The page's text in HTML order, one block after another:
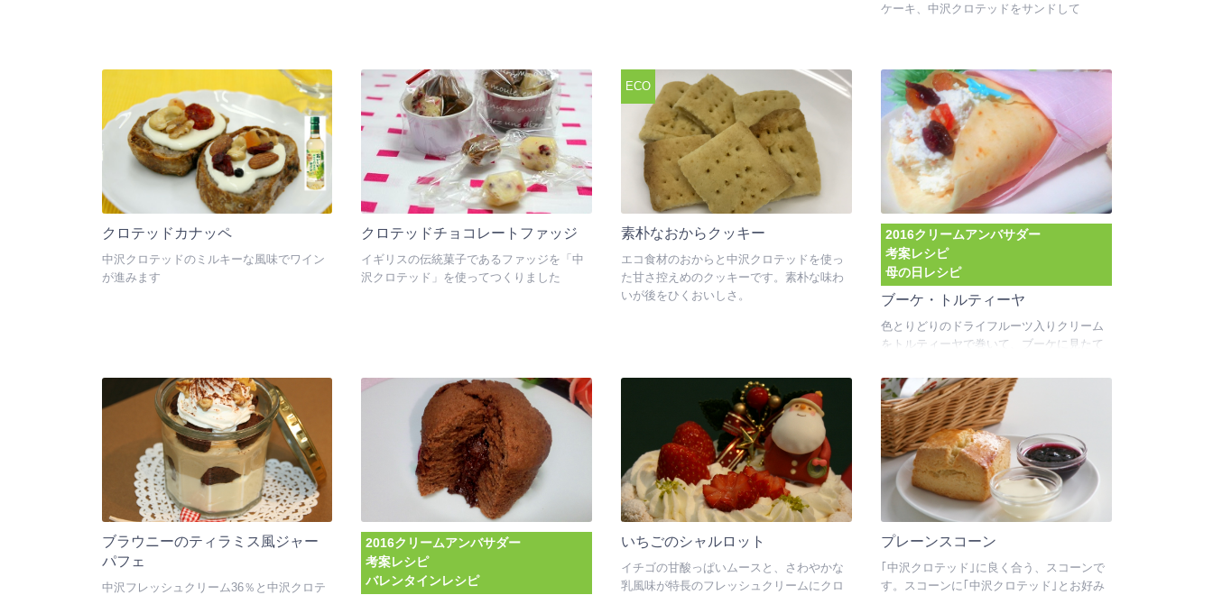
ケーキ、中沢クロテッドをサンドして
クロテッドカナッペ
中沢クロテッドのミルキーな風味でワイン
が進みます
クロテッドチョコレートファッジ
イギリスの伝統菓子であるファッジを「中
沢クロテッド」を使ってつくりました
ECO
素朴なおからクッキー
エコ食材のおからと中沢クロテッドを使っ
た甘さ控えめのクッキーです。素朴な味わ
いが後をひくおいしさ。
2016クリームアンバサダー
考案レシピ
母の日レシピ
ブーケ・トルティーヤ
色とりどりのドライフルーツ入りクリーム
をトルティーヤで巻いて、ブーケに見たて
も伝わるはず！火を使わず、作業工程も少
ないため、お子様にも作りやすいレシピで
す。大人向けにはコアントローを加えると
香りが増してより美味しくなります。
ブラウニーのティラミス風ジャー
パフェ
中沢フレッシュクリーム36％と中沢クロテ
2016クリームアンバサダー
考案レシピ
バレンタインレシピ
いちごのシャルロット
イチゴの甘酸っぱいムースと、さわやかな
乳風味が特長のフレッシュクリームにクロ
プレーンスコーン
｢中沢クロテッド｣に良く合う、スコーンで
す。スコーンに｢中沢クロテッド｣とお好み